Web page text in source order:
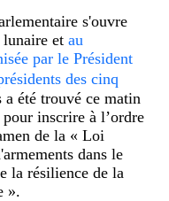
s'ouvre
lunaire etau
par le Président
des cinq
a été trouvé ce matin
inscrire à l’ordre
de la « Loi
dans le
la résilience de la
».